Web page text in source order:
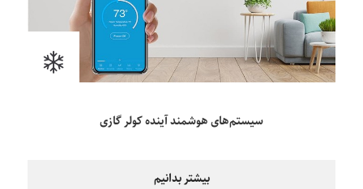
سیستم‌های هوشمند آینده کولر گازی
بیشتر بدانیم